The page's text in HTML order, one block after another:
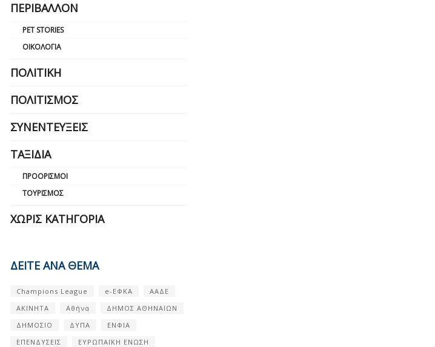
ΠΕΡΙΒΆΛΛΟΝ
PET STORIES
ΟΙΚΟΛΟΓΊΑ
ΠΟΛΙΤΙΚΉ
ΠΟΛΙΤΙΣΜΌΣ
ΣΥΝΕΝΤΕΎΞΕΙΣ
ΤΑΞΊΔΙΑ
ΠΡΟΟΡΙΣΜΟΊ
ΤΟΥΡΙΣΜΌΣ
ΧΩΡΊΣ ΚΑΤΗΓΟΡΊΑ
ΔΕΙΤΕ ΑΝΑ ΘΕΜΑ
Champions League e-ΕΦΚΑ
ΑΑΔΕ
ΑΚΙΝΗΤΑ
Αθήνα
ΔΗΜΟΣ ΑΘΗΝΑΙΩΝ
ΔΗΜΟΣΙΟ
ΔΥΠΑ
ΕΝΦΙΑ
ΕΠΕΝΔΥΣΕΙΣ
ΕΥΡΩΠΑΪΚΗ ΕΝΩΣΗ